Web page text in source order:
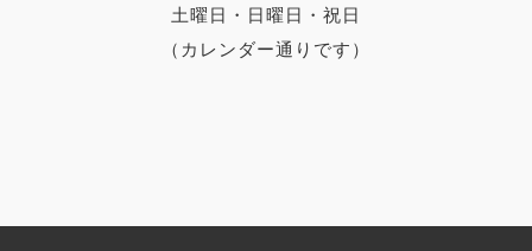
土曜日・日曜日・祝日
（カレンダー通りです）